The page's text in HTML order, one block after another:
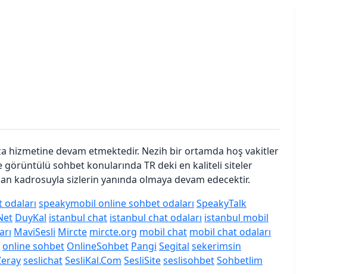
hizmetine devam etmektedir. Nezih bir ortamda hoş vakitler
sohbet konularında TR deki en kaliteli siteler
kadrosuyla sizlerin yanında olmaya devam edecektir.
speakymobil online sohbet odaları SpeakyTalk
DuyKal istanbul chat istanbul chat odaları istanbul mobil
MaviSesli Mircte mircte.org mobil chat mobil chat odaları
online sohbet OnlineSohbet Pangi Segital sekerimsin
seslichatSesliKal.Com SesliSiteseslisohbetSohbetlim